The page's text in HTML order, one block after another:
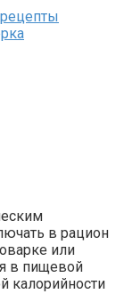
в рацион
или
в пищевой
калорийности